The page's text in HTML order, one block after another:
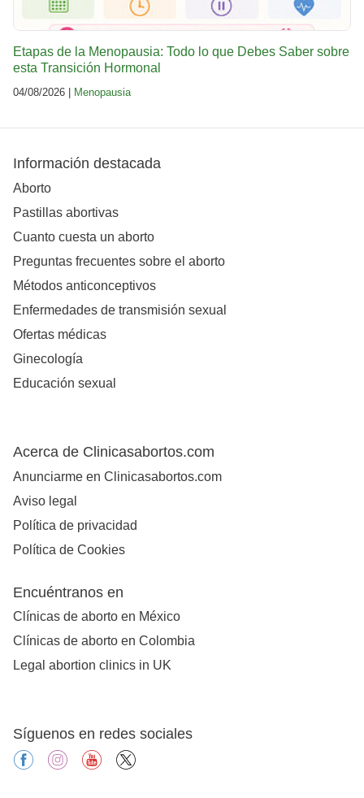
Etapas de la Menopausia: Todo lo que Debes Saber sobre
esta Transición Hormonal
04/08/2026 | Menopausia
Información destacada
Aborto
Pastillas abortivas
Cuanto cuesta un aborto
Preguntas frecuentes sobre el aborto
Métodos anticonceptivos
Enfermedades de transmisión sexual
Ofertas médicas
Ginecología
Educación sexual
Acerca de Clinicasabortos.com
Anunciarme en Clinicasabortos.com
Aviso legal
Política de privacidad
Política de Cookies
Encuéntranos en
Clínicas de aborto en México
Clínicas de aborto en Colombia
Legal abortion clinics in UK
Síguenos en redes sociales
facebookinstagramyoutube